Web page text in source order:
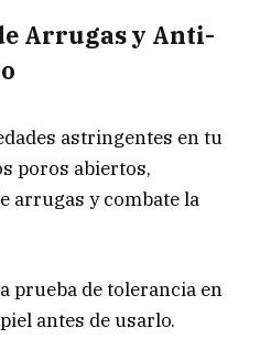
Arrugas y Anti-
astringentes en tu
poros abiertos,
arrugas y combate la
prueba de tolerancia en
antes de usarlo.